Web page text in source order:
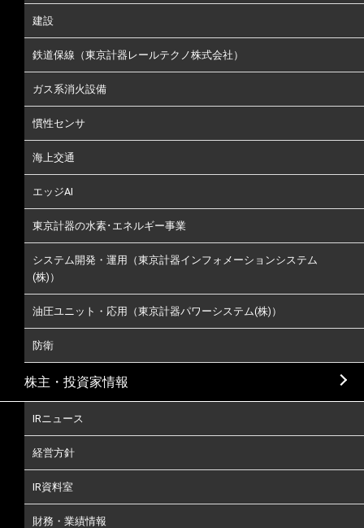
建設
鉄道保線（東京計器レールテクノ株式会社）
ガス系消火設備
慣性センサ
海上交通
エッジAI
東京計器の水素･エネルギー事業
システム開発・運用（東京計器インフォメーションシステム
(株)）
油圧ユニット・応用（東京計器パワーシステム(株)）
防衛
株主・投資家情報
IRニュース
経営方針
IR資料室
財務・業績情報